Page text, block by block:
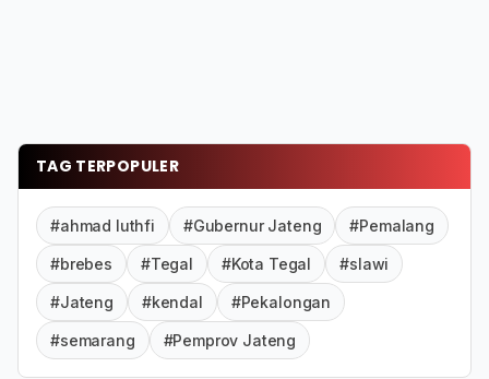
TAG TERPOPULER
#ahmad luthfi #Gubernur Jateng #Pemalang
#brebes #Tegal #Kota Tegal #slawi
#Jateng #kendal #Pekalongan
#semarang #Pemprov Jateng